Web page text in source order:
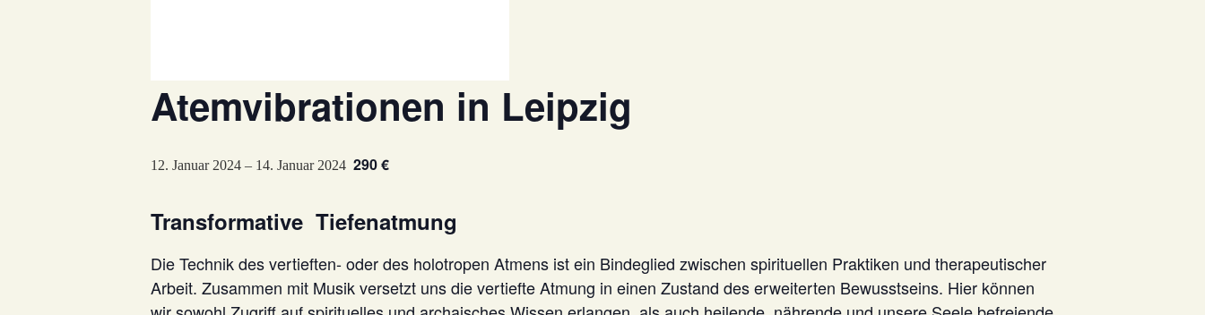
Atemvibrationen in Leipzig
12. Januar 2024 – 14. Januar 2024 290 €
Transformative Tiefenatmung
Die Technik des vertieften- oder des holotropen Atmens ist ein Bindeglied zwischen spirituellen Praktiken und therapeutischer
Arbeit. Zusammen mit Musik versetzt uns die vertiefte Atmung in einen Zustand des erweiterten Bewusstseins. Hier können